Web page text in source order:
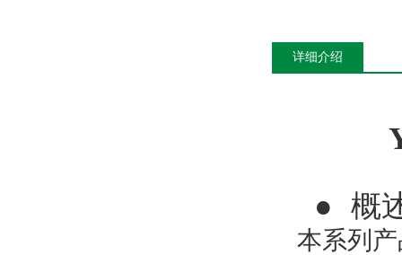
详细介绍
● 概
本系列